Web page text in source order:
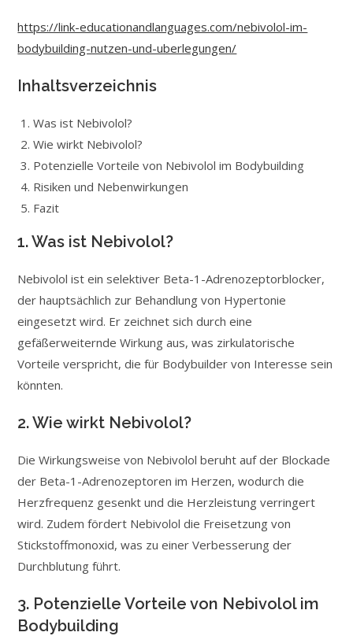
https://link-educationandlanguages.com/nebivolol-im-
bodybuilding-nutzen-und-uberlegungen/
Inhaltsverzeichnis
Was ist Nebivolol?
Wie wirkt Nebivolol?
Potenzielle Vorteile von Nebivolol im Bodybuilding
Risiken und Nebenwirkungen
Fazit
1. Was ist Nebivolol?
Nebivolol ist ein selektiver Beta-1-Adrenozeptorblocker,
der hauptsächlich zur Behandlung von Hypertonie
eingesetzt wird. Er zeichnet sich durch eine
gefäßerweiternde Wirkung aus, was zirkulatorische
Vorteile verspricht, die für Bodybuilder von Interesse sein
könnten.
2. Wie wirkt Nebivolol?
Die Wirkungsweise von Nebivolol beruht auf der Blockade
der Beta-1-Adrenozeptoren im Herzen, wodurch die
Herzfrequenz gesenkt und die Herzleistung verringert
wird. Zudem fördert Nebivolol die Freisetzung von
Stickstoffmonoxid, was zu einer Verbesserung der
Durchblutung führt.
3. Potenzielle Vorteile von Nebivolol im
Bodybuilding